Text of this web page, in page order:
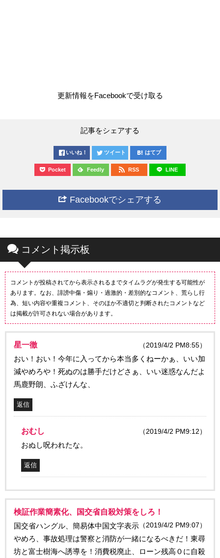
更新情報をFacebookで受け取る
記事をシェアする
いいね！ ツイート はてブ
Pocket Feedly RSS LINE
Facebookでシェアする
コメント掲示板
コメントが投稿されてから表示されるまでタイムラグが発生する可能性が
あります。なお、誹謗中傷・煽り・過激的・差別的なコメント、荒らし行
為、短い内容や重複コメント、そのほか不適切と判断されたコメントなど
は掲載が許可されない場合があります。
星一徹 （2019/4/2 PM8:55）
おい！おい！今年に入ってから本当多くねーかぁ、いい加
減やめろや！死ぬのは勝手だけどさぁ、いい迷惑なんだよ
馬鹿野朗、ふざけんな、
返信
おむし （2019/4/2 PM9:12）
おぬし呪われたな。
返信
検証作業簡素化、国交省自殺対策をしろ！
（2019/4/2 PM9:07）
国交省ハングル、簡易体中国文字表示
やめろ、事故処理は警察と消防が一緒になるべきだ！東尋
坊と富士樹海へ誘導を！消費税廃止、ローン残高０に自殺